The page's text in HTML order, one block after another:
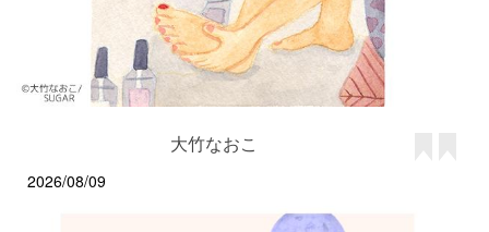
大竹なおこ
2026/08/09